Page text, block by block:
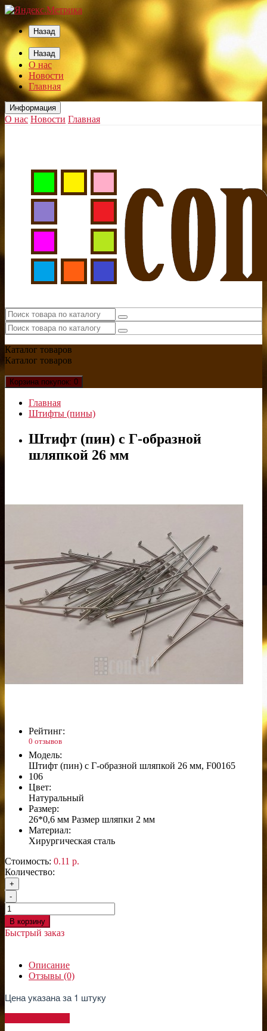
Назад
Назад
О нас
Новости
Главная
Информация
О нас Новости Главная
Каталог товаров
Каталог товаров
Корзина покупок: 0
Главная
Штифты (пины)
Штифт (пин) с Г-образной
шляпкой 26 мм
Рейтинг:
0 отзывов
Модель:
Штифт (пин) с Г-образной шляпкой 26 мм, F00165
106
Цвет:
Натуральный
Размер:
26*0,6 мм Размер шляпки 2 мм
Материал:
Хирургическая сталь
Стоимость: 0.11 р.
Количество:
+
-
В корзину
Быстрый заказ
Описание
Отзывы (0)
Цена указана за 1 штуку